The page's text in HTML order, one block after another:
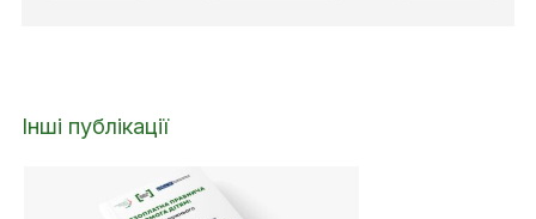
Інші публікації